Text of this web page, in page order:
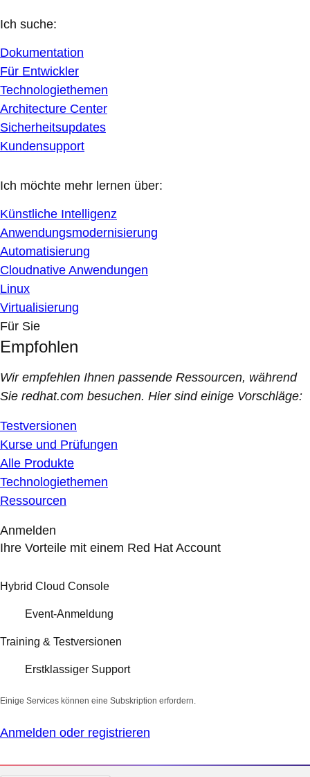
Ich suche:
Dokumentation
Für Entwickler
Technologiethemen
Architecture Center
Sicherheitsupdates
Kundensupport
Ich möchte mehr lernen über:
Künstliche Intelligenz
Anwendungsmodernisierung
Automatisierung
Cloudnative Anwendungen
Linux
Virtualisierung
Für Sie
Empfohlen
Wir empfehlen Ihnen passende Ressourcen, während
Sie redhat.com besuchen. Hier sind einige Vorschläge:
Testversionen
Kurse und Prüfungen
Alle Produkte
Technologiethemen
Ressourcen
Anmelden
Ihre Vorteile mit einem Red Hat Account
Hybrid Cloud Console
Event-Anmeldung
Training & Testversionen
Erstklassiger Support
Einige Services können eine Subskription erfordern.
Anmelden oder registrieren